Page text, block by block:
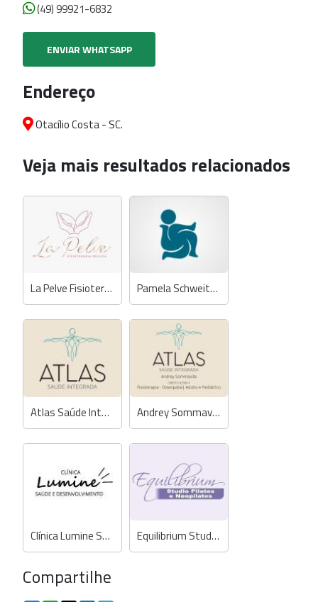
(49) 99921-6832
ENVIAR WHATSAPP
Endereço
Otacílio Costa - SC.
Veja mais resultados relacionados
La Pelve Fisioterapia Pélvica Pamela Schweitzer - Fisioterapeuta
Atlas Saúde Integrada Andrey Sommavilla - Fisioterapia e Osteopatia
Clínica Lumine Saúde e Desenvolvimento Equilibrium Studio Pilates e Neopilates
Compartilhe